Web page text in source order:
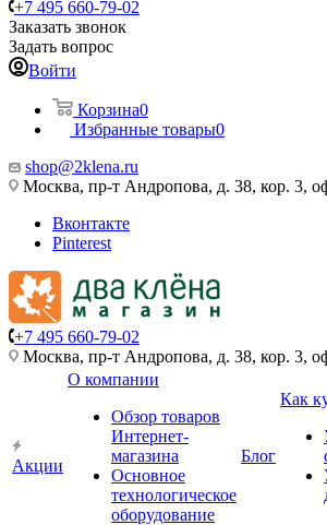
+7 495 660-79-02
Заказать звонок
Задать вопрос
Войти
Корзина0
Избранные товары0
shop@2klena.ru
Москва, пр-т Андропова, д. 38, кор. 3,
Вконтакте
Pinterest
+7 495 660-79-02
Москва, пр-т Андропова, д. 38, кор. 3,
Акции
О компании
Обзор товаров
Интернет-
магазина
Основное
технологическое
оборудование
Блог
Как